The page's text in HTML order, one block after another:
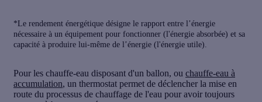
*Le rendement énergétique désigne le rapport entre l’énergie
nécessaire à un équipement pour fonctionner (l'énergie absorbée) et sa
capacité à produire lui-même de l’énergie (l'énergie utile).
Pour les chauffe-eau disposant d'un ballon, ou chauffe-eau à
accumulation, un thermostat permet de déclencher la mise en
route du processus de chauffage de l'eau pour avoir toujours